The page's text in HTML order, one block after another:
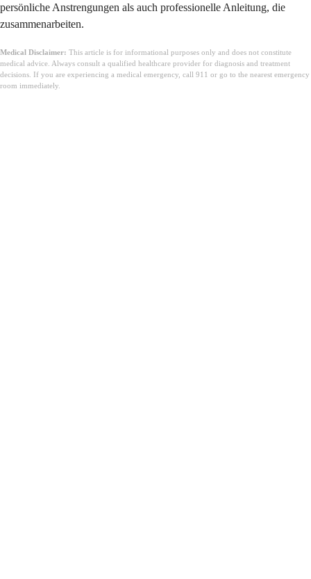
persönliche Anstrengungen als auch professionelle Anleitung, die
zusammenarbeiten.
Medical Disclaimer: This article is for informational purposes only and does not constitute
medical advice. Always consult a qualified healthcare provider for diagnosis and treatment
decisions. If you are experiencing a medical emergency, call 911 or go to the nearest emergency
room immediately.